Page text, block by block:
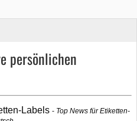
persönlichen
Labels
Top News für Etiketten-